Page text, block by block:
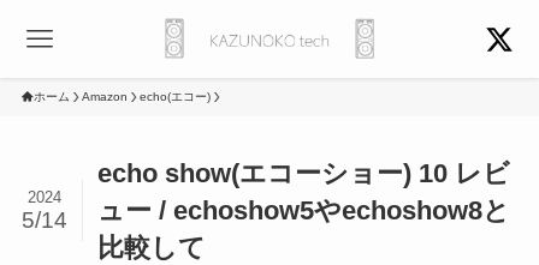
ホーム Amazon echo(エコー)
echo show(エコーショー) 10 レビ
ュー / echoshow5やechoshow8と
比較して
2024
5/14